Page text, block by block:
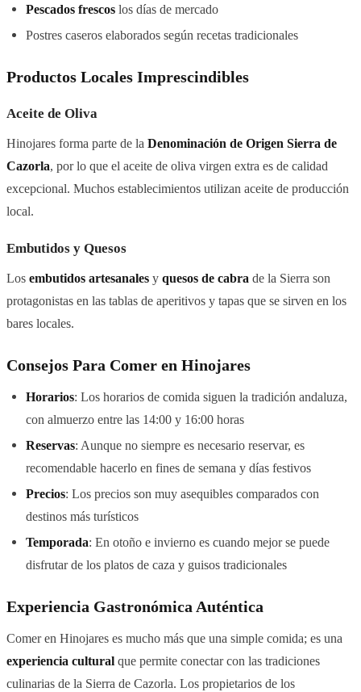
Pescados frescos los días de mercado
Postres caseros elaborados según recetas tradicionales
Productos Locales Imprescindibles
Aceite de Oliva
Hinojares forma parte de la Denominación de Origen Sierra de
Cazorla, por lo que el aceite de oliva virgen extra es de calidad
excepcional. Muchos establecimientos utilizan aceite de producción
local.
Embutidos y Quesos
Los embutidos artesanales y quesos de cabra de la Sierra son
protagonistas en las tablas de aperitivos y tapas que se sirven en los
bares locales.
Consejos Para Comer en Hinojares
Horarios: Los horarios de comida siguen la tradición andaluza,
con almuerzo entre las 14:00 y 16:00 horas
Reservas: Aunque no siempre es necesario reservar, es
recomendable hacerlo en fines de semana y días festivos
Precios: Los precios son muy asequibles comparados con
destinos más turísticos
Temporada: En otoño e invierno es cuando mejor se puede
disfrutar de los platos de caza y guisos tradicionales
Experiencia Gastronómica Auténtica
Comer en Hinojares es mucho más que una simple comida; es una
experiencia cultural que permite conectar con las tradiciones
culinarias de la Sierra de Cazorla. Los propietarios de los